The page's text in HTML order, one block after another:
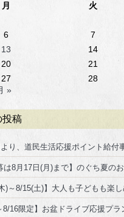
月
火
6
7
13
14
20
21
27
28
»
投稿
り、道民生活応援ポイント給付
は8月17日(月)まで】のぐち夏の
)～8/15(土)】大人も子どもも楽
8/16限定】お盆ドライブ応援プ